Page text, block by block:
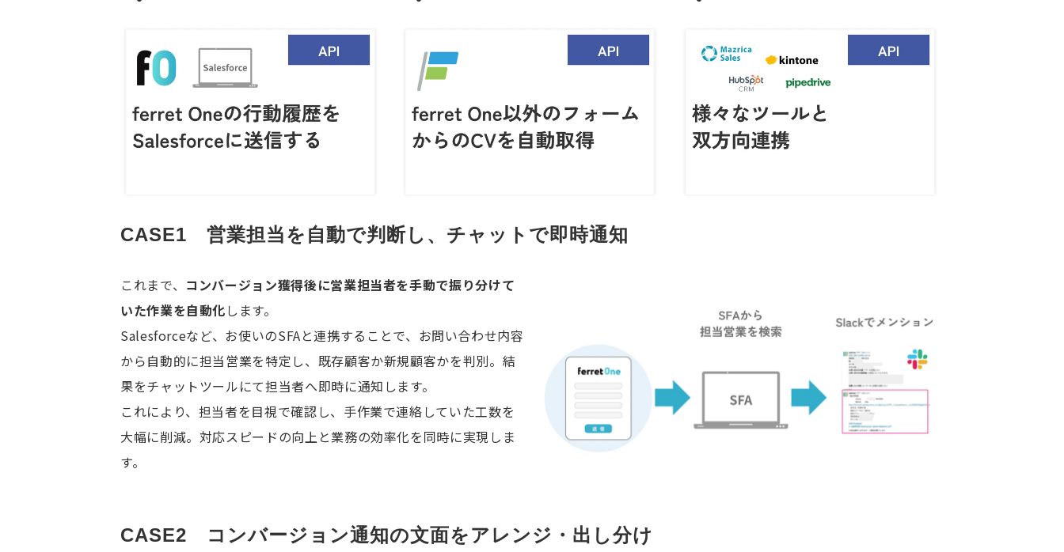
CASE1　営業担当を自動で判断し、チャットで即時通知
これまで、 コンバージョン獲得後に営業担当者を手動で振り分けて
いた作業を自動化します。
Salesforceなど、お使いのSFAと連携することで、お問い合わせ内容
から自動的に担当営業を特定し、既存顧客か新規顧客かを判別。結
果をチャットツールにて担当者へ即時に通知します。
これにより、担当者を目視で確認し、手作業で連絡していた工数を
大幅に削減。対応スピードの向上と業務の効率化を同時に実現しま
す。
CASE2　コンバージョン通知の文面をアレンジ・出し分け